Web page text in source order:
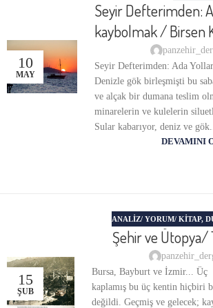
10
MAY
Seyir Defterimden:
kaybolmak / Birsen
Seyir Defterimden: Ada
Denizle gök birleşmişti bu
ve alçak bir dumana teslim
minarelerin ve kulelerin
Sular kabarıyor, deniz ve
DEVAMINI
15
ŞUB
ANALIZ/ YORUM/ KITAP,
Şehir ve Ütopya/
Bursa, Bayburt ve İzmir... Üç
kaplamış bu üç kentin hiçbiri
değildi. Geçmiş ve gelecek;